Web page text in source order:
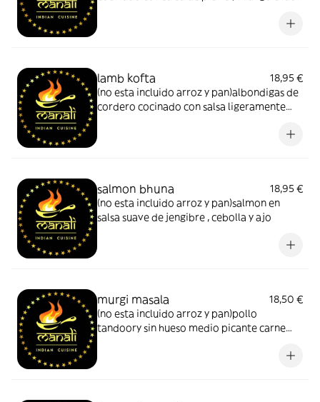
lamb kofta
18,95 €
(no esta incluido arroz y pan)albondigas de
cordero cocinado con salsa ligeramente
salmon bhuna
18,95 €
(no esta incluido arroz y pan)salmon en
salsa suave de jengibre , cebolla y ajo
murgi masala
18,50 €
(no esta incluido arroz y pan)pollo
tandoory sin hueso medio picante carne